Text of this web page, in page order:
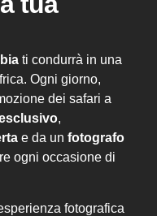
ti condurrà in una
Ogni giorno,
dei safari a
,
e da un fotografo
ogni occasione di
fotografica